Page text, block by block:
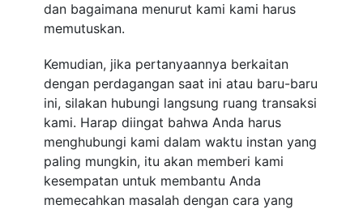
dan bagaimana menurut kami kami harus
memutuskan.
Kemudian, jika pertanyaannya berkaitan
dengan perdagangan saat ini atau baru-baru
ini, silakan hubungi langsung ruang transaksi
kami. Harap diingat bahwa Anda harus
menghubungi kami dalam waktu instan yang
paling mungkin, itu akan memberi kami
kesempatan untuk membantu Anda
memecahkan masalah dengan cara yang